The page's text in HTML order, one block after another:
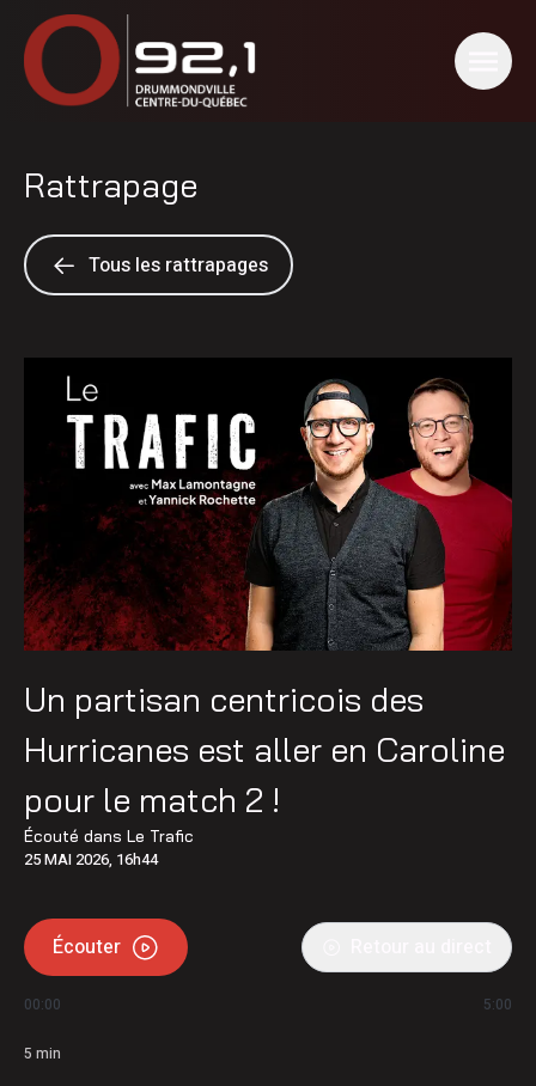
Rattrapage
Tous les rattrapages
Un partisan centricois des
Hurricanes est aller en Caroline
pour le match 2 !
Écouté dans Le Trafic
25 MAI 2026, 16h44
Écouter
00:00 5:00
5 min